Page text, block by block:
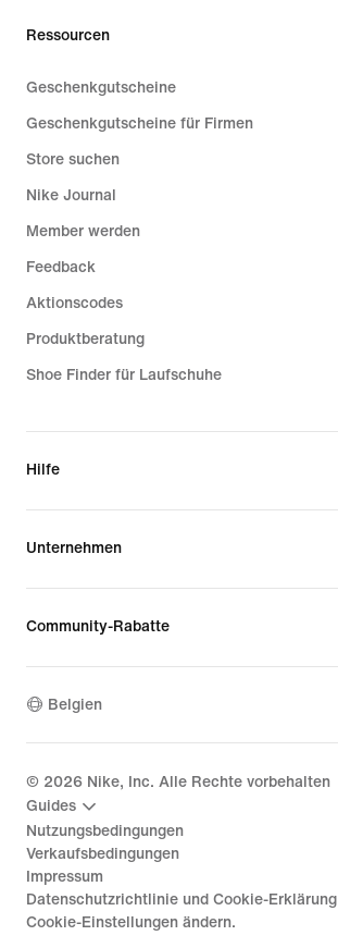
Ressourcen
Geschenkgutscheine
Geschenkgutscheine für Firmen
Store suchen
Nike Journal
Member werden
Feedback
Aktionscodes
Produktberatung
Shoe Finder für Laufschuhe
Hilfe
Unternehmen
Community-Rabatte
Belgien
© 2026 Nike, Inc. Alle Rechte vorbehalten
Guides
Nutzungsbedingungen
Verkaufsbedingungen
Impressum
Datenschutzrichtlinie und Cookie-Erklärung
Cookie-Einstellungen ändern.